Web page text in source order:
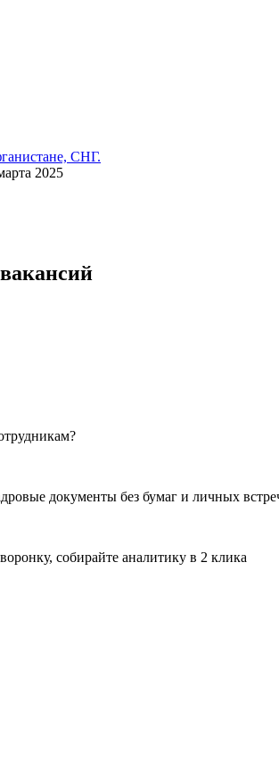
СНГ.
2025
документы без бумаг и личных
собирайте аналитику в 2 клика